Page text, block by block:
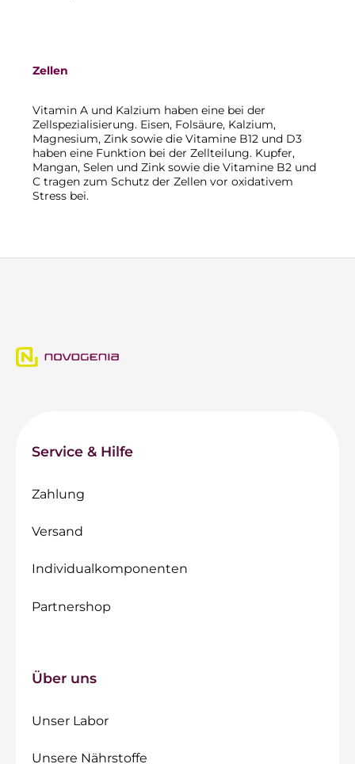
Zellen
Vitamin A und Kalzium haben eine bei der
Zellspezialisierung. Eisen, Folsäure, Kalzium,
Magnesium, Zink sowie die Vitamine B12 und D3
haben eine Funktion bei der Zellteilung. Kupfer,
Mangan, Selen und Zink sowie die Vitamine B2 und
C tragen zum Schutz der Zellen vor oxidativem
Stress bei.
Service & Hilfe
Zahlung
Versand
Individualkomponenten
Partnershop
Über uns
Unser Labor
Unsere Nährstoffe